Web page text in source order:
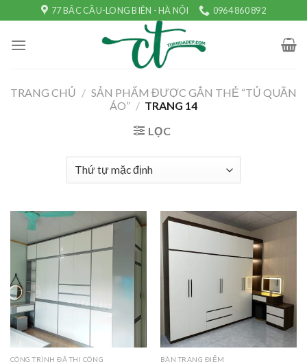
to
content
77 BẮC CẦU-LONG BIÊN - HÀ NỘI 0964 860 892
TRANG CHỦ / SẢN PHẨM ĐƯỢC GẮN THẺ “TỦ QUẦN
ÁO” / TRANG 14
LỌC
CÔNG TRÌNH ĐÃ THI CÔNG BÀN TRANG ĐIỂM